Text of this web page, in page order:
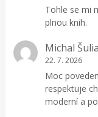
Tohle se mi
plnou knih.
Michal
22. 7. 2026
Moc
respektuje
moderní a